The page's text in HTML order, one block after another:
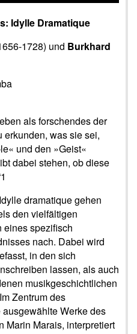
Idylle Dramatique
1728) und Burkhard
als forschendes der
erkunden, was sie sei,
und den »Geist«
dabei stehen, ob diese
dramatique gehen
den vielfältigen
eines spezifisch
nach. Dabei wird
in den sich
lassen, als auch
musikgeschichtlichen
Zentrum des
Werke des
Marin Marais, interpretiert